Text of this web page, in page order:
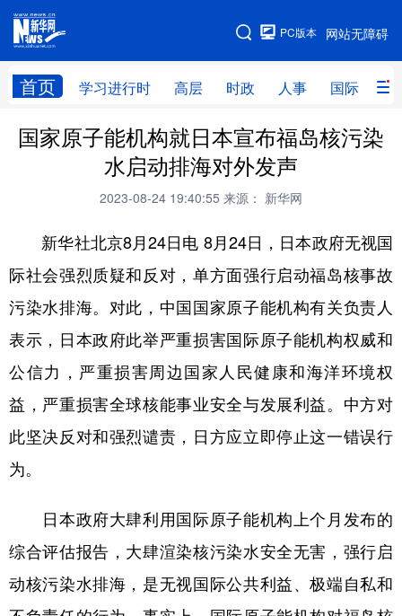
网站无障碍
PC版本
首页 学习进行时 高层 时政 人事 国际 财
网站地图
学习进行时 高层 时政 人事
财经 网评
全球连线
科技 科创 量子 体育
文化 书画 健康 军事
法律 中央文件 金融 汽车
食品 人居 信息化 数字经济
学术中国 乡村振兴 银龄 溯源中国
彩票 娱乐 时尚 悦读
公益 一带一路 亚太网 上市公司
文化产业
国家原子能机构就日本宣布福岛核污染
水启动排海对外发声
2023-08-24 19:40:55 来源： 新华网
新华社北京8月24日电 8月24日，日本政府无视国
际社会强烈质疑和反对，单方面强行启动福岛核事故
污染水排海。对此，中国国家原子能机构有关负责人
表示，日本政府此举严重损害国际原子能机构权威和
公信力，严重损害周边国家人民健康和海洋环境权
益，严重损害全球核能事业安全与发展利益。中方对
此坚决反对和强烈谴责，日方应立即停止这一错误行
为。
日本政府大肆利用国际原子能机构上个月发布的
综合评估报告，大肆渲染核污染水安全无害，强行启
动核污染水排海，是无视国际公共利益、极端自私和